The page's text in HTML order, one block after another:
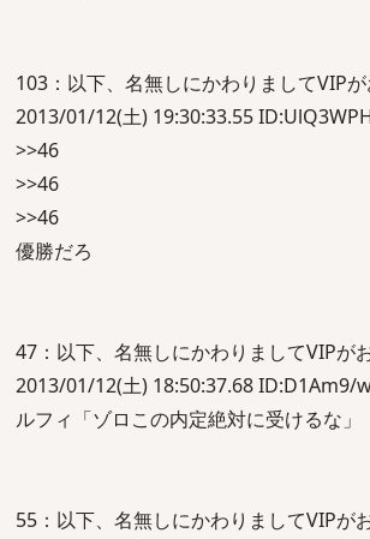
103：以下、名無しにかわりましてVIPが
2013/01/12(土) 19:30:33.55
>>46
>>46
>>46
優勝だろ
47：以下、名無しにかわりましてVIPが
2013/01/12(土) 18:50:37.68 ID:D1Am9/
ルフィ「ゾロこの内定絶対に受けるな」
55：以下、名無しにかわりましてVIPが